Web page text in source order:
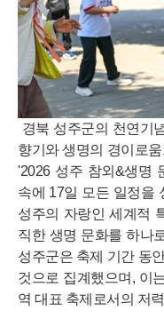
경북 성주군의 천연기
향기와 생명의 경이로
'2026 성주 참외&생명
속에 17일 모든 일정을
성주의 자랑인 세계적
직한 생명 문화를 하나
성주군은 축제 기간 동
것으로 집계했으며, 이
역 대표 축제로서의 저